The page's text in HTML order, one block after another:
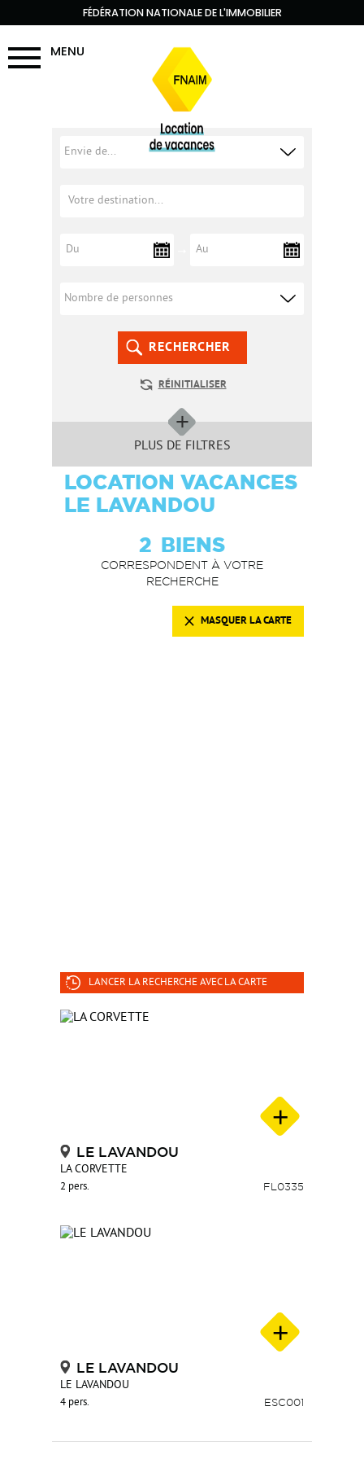
FÉDÉRATION NATIONALE DE L'IMMOBILIER
MENU
RECHERCHER
RÉINITIALISER
PLUS DE FILTRES
LOCATION VACANCES
LE LAVANDOU
2 BIENS
CORRESPONDENT À VOTRE
RECHERCHE
MASQUER LA CARTE
LANCER LA RECHERCHE AVEC LA CARTE
LE LAVANDOU
LA CORVETTE
2 pers. FL0335
LE LAVANDOU
LE LAVANDOU
4 pers. ESC001